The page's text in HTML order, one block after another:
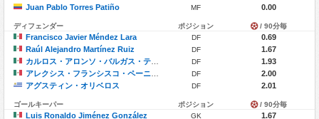
Juan Pablo Torres Patiño
MF 0.00
ディフェンダー ポジション / 90分毎
Francisco Javier Méndez Lara DF
0.69
Raúl Alejandro Martínez Ruiz
DF
1.67
カルロス・アロンソ・バルガス・テノリオ
DF
1.93
アレクシス・フランシスコ・ペーニャ・ロペス
DF
2.00
アグスティン・オリベロス
DF 2.01
ゴールキーパー ポジション / 90分毎
Luis Ronaldo Jiménez González GK 1.67